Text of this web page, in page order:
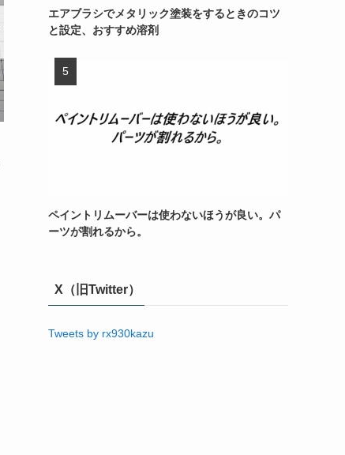
エアブラシでメタリック塗装をするときのコツ
と設定、おすすめ溶剤
ペイントリムーバーは使わないほうが良い。パ
ーツが割れるから。
X（旧Twitter）
Tweets by rx930kazu